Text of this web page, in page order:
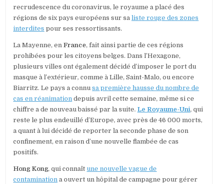
recrudescence du coronavirus, le royaume a placé des
régions de six pays européens sur saliste rouge des zones
interdites pour ses ressortissants.
La Mayenne, enFrance, fait ainsi partie de ces régions
prohibées pour les citoyens belges. Dans l’Hexagone,
plusieurs villes ont également décidé d’imposer le port du
masque à l’extérieur, comme à Lille, Saint-Malo, ou encore
Biarritz. Le pays a connusa première hausse du nombre de
cas en réanimation depuis avril cette semaine, même si ce
chiffre a de nouveau baissé par la suite.Le Royaume-Uni, qui
reste le plus endeuillé d’Europe, avec près de 46 000 morts,
a quant à lui décidé de reporter la seconde phase de son
confinement, en raison d’une nouvelle flambée de cas
positifs.
Hong Kong, qui connaît une nouvelle vague de
contamination a ouvert un hôpital de campagne pour gérer